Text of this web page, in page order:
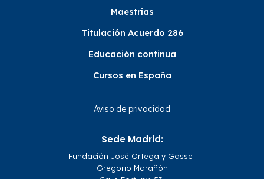
Maestrías
Titulación Acuerdo 286
Educación continua
Cursos en España
Aviso de privacidad
Sede Madrid:
Fundación José Ortega y Gasset
Gregorio Marañón